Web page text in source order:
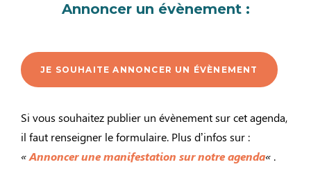
Annoncer un évènement :
JE SOUHAITE ANNONCER UN ÉVÈNEMENT
Si vous souhaitez publier un évènement sur cet agenda,
il faut renseigner le formulaire. Plus d’infos sur :
«Annoncer une manifestation sur notre agenda« .